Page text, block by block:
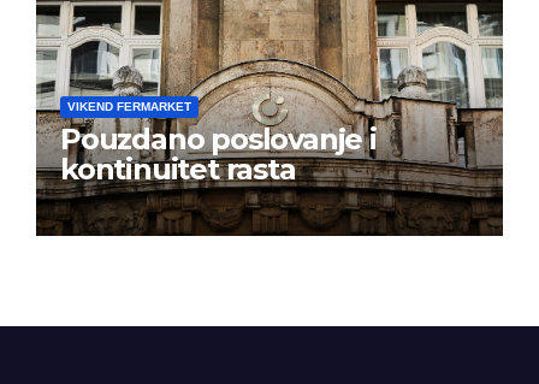
VIKEND FERMARKET
Pouzdano poslovanje i
kontinuitet rasta